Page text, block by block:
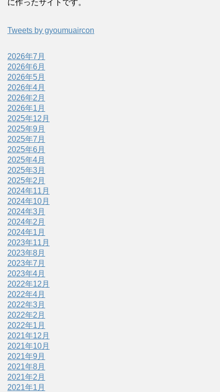
に作ったサイトです。
Tweets by gyoumuaircon
2026年7月
2026年6月
2026年5月
2026年4月
2026年2月
2026年1月
2025年12月
2025年9月
2025年7月
2025年6月
2025年4月
2025年3月
2025年2月
2024年11月
2024年10月
2024年3月
2024年2月
2024年1月
2023年11月
2023年8月
2023年7月
2023年4月
2022年12月
2022年4月
2022年3月
2022年2月
2022年1月
2021年12月
2021年10月
2021年9月
2021年8月
2021年2月
2021年1月